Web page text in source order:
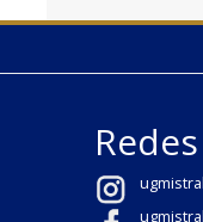
ugmistral
ugmistral